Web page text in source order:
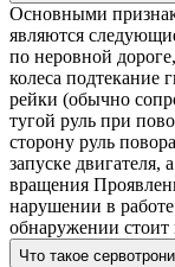
Основными
являются
по неровной
колеса подтекание
рейки (обычно
тугой руль при
сторону руль
запуске двигателя,
вращения
нарушении в
обнаружении стоит
Что такое